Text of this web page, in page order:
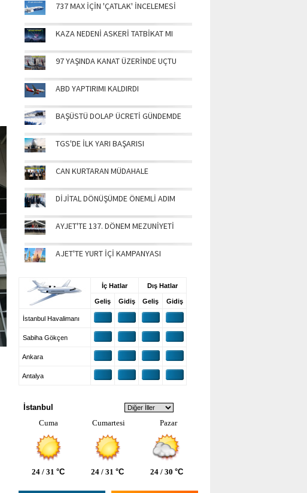
737 MAX İÇİN 'ÇATLAK' İNCELEMESİ
KAZA NEDENİ ASKERİ TATBİKAT MI
97 YAŞINDA KANAT ÜZERİNDE UÇTU
ABD YAPTIRIMI KALDIRDI
BAŞÜSTÜ DOLAP ÜCRETİ GÜNDEMDE
TGS'DE İLK YARI BAŞARISI
CAN KURTARAN MÜDAHALE
DİJİTAL DÖNÜŞÜMDE ÖNEMLİ ADIM
AYJET'TE 137. DÖNEM MEZUNİYETİ
AJET'TE YURT İÇİ KAMPANYASI
İç Hatlar Dış Hatlar
Geliş Gidiş Geliş Gidiş
İstanbul Havalimanı
Sabiha Gökçen
Ankara
Antalya
İstanbul
Cuma
Cumartesi Pazar
24 / 31 °C 24 / 31 °C 24 / 30 °C